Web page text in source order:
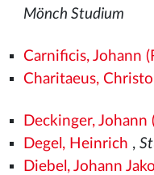
Mönch Studium
Carnificis, Johann
Charitaeus,
Deckinger, Johann
Degel, Heinrich ,
Diebel, Johann